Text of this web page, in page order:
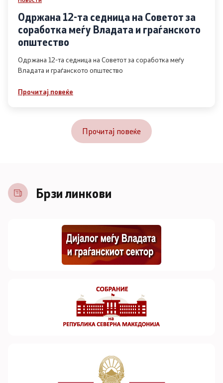
Одржана 12-та седница на Советот за
соработка меѓу Владата и граѓанското
општество
Одржана 12-та седница на Советот за соработка меѓу
Владата и граѓанското општество
Прочитај повеќе
Прочитај повеќе
Брзи линкови